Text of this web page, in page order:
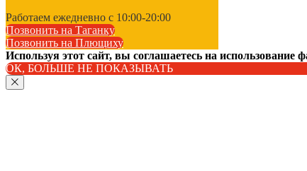
Работаем ежедневно с 10:00-20:00
Позвонить на Таганку
Позвонить на Плющиху
Используя этот сайт, вы соглашаетесь на использование
ОК, БОЛЬШЕ НЕ ПОКАЗЫВАТЬ